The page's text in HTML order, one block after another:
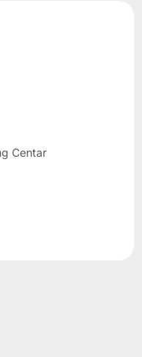
Centar